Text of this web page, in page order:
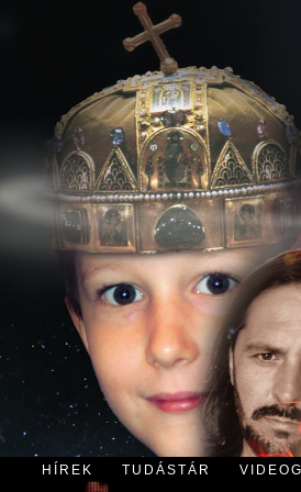
HÍREK TUDÁSTÁR